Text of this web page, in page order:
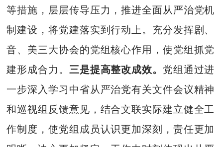
等措施，层层传导压力，推进全面从严治党机
制建设，将党建落实到行动上。充分发挥剧、
音、美三大协会的党组核心作用，使党组抓党
建形成合力。 三是提高整改成效。 党组通过进
一步深入学习中省从严治党有关文件会议精神
和巡视组反馈意见，结合文联实际建立健全工
作制度，使党组成员认识更加深刻，责任更加